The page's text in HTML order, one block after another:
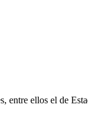
entre ellos el de